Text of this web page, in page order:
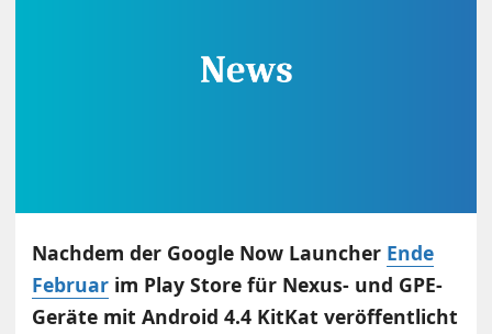
Nachdem der Google Now Launcher Ende
Februar im Play Store für Nexus- und GPE-
Geräte mit Android 4.4 KitKat veröffentlicht